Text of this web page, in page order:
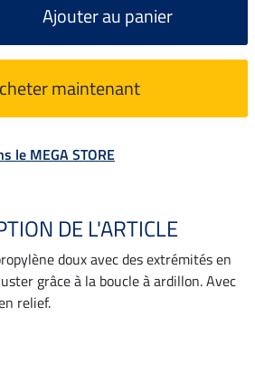
Ajouter au panier
maintenant
le MEGA STORE
DE L'ARTICLE
doux avec des extrémités en
grâce à la boucle à ardillon. Avec
relief.